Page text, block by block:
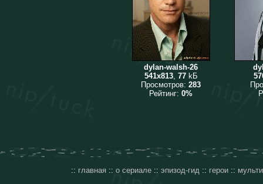
dylan-walsh-26
541x813, 77kБ
Просмотров: 283
Рейтинг: 0%
:: главная :: о сериале:: эпизод-гид:: герои::